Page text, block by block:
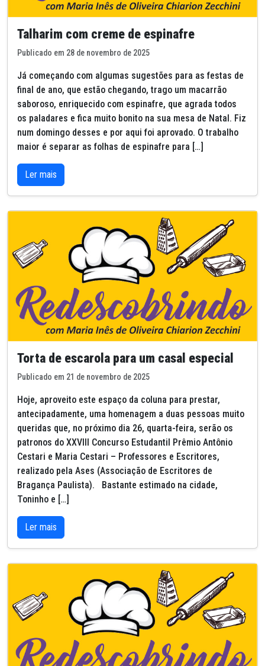
Talharim com creme de espinafre
Publicado em 28 de novembro de 2025
Já começando com algumas sugestões para as festas de
final de ano, que estão chegando, trago um macarrão
saboroso, enriquecido com espinafre, que agrada todos
os paladares e fica muito bonito na sua mesa de Natal. Fiz
num domingo desses e por aqui foi aprovado. O trabalho
maior é separar as folhas de espinafre para […]
Ler mais
Torta de escarola para um casal especial
Publicado em 21 de novembro de 2025
Hoje, aproveito este espaço da coluna para prestar,
antecipadamente, uma homenagem a duas pessoas muito
queridas que, no próximo dia 26, quarta-feira, serão os
patronos do XXVIII Concurso Estudantil Prêmio Antônio
Cestari e Maria Cestari – Professores e Escritores,
realizado pela Ases (Associação de Escritores de
Bragança Paulista). Bastante estimado na cidade,
Toninho e […]
Ler mais